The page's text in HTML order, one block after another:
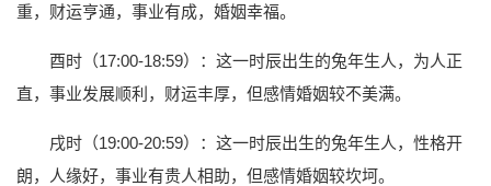
重，财运亨通，事业有成，婚姻幸福。
酉时（17:00-18:59）：这一时辰出生的兔年生人，为人正
直，事业发展顺利，财运丰厚，但感情婚姻较不美满。
戌时（19:00-20:59）：这一时辰出生的兔年生人，性格开
朗，人缘好，事业有贵人相助，但感情婚姻较坎坷。